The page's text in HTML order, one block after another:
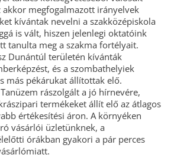
akkor megfogalmazott irányelvek
kívántak nevelni a szakközépiskola
is vált, hiszen jelenlegi oktatóink
tanulta meg a szakma fortélyait.
Dunántúl területén kívánták
és a szombathelyiek
más pékárukat állítottak elő.
rászolgált a jó hírnevére,
termékeket állít elő az átlagos
értékesítési áron. A környéken
vásárlói üzletünknek, a
órákban gyakori a pár perces